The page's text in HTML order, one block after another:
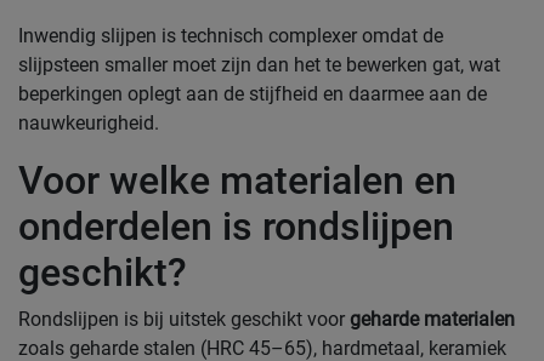
Inwendig slijpen is technisch complexer omdat de
slijpsteen smaller moet zijn dan het te bewerken gat, wat
beperkingen oplegt aan de stijfheid en daarmee aan de
nauwkeurigheid.
Voor welke materialen en
onderdelen is rondslijpen
geschikt?
Rondslijpen is bij uitstek geschikt voor geharde materialen
zoals geharde stalen (HRC 45–65), hardmetaal, keramiek